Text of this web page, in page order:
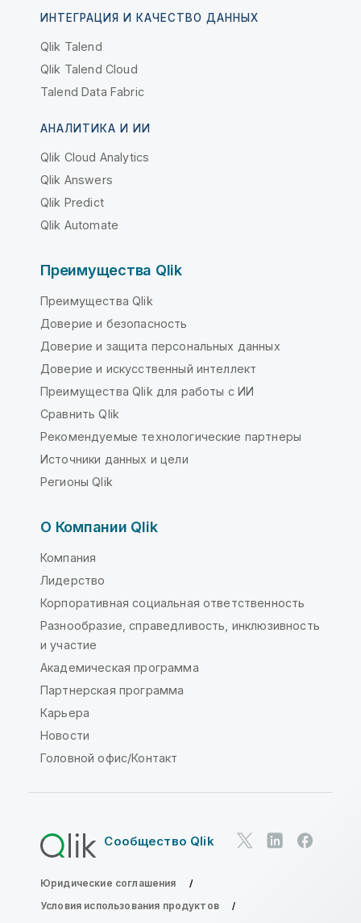
ИНТЕГРАЦИЯ И КАЧЕСТВО ДАННЫХ
Qlik Talend
Qlik Talend Cloud
Talend Data Fabric
АНАЛИТИКА И ИИ
Qlik Cloud Analytics
Qlik Answers
Qlik Predict
Qlik Automate
Преимущества Qlik
Преимущества Qlik
Доверие и безопасность
Доверие и защита персональных данных
Доверие и искусственный интеллект
Преимущества Qlik для работы с ИИ
Сравнить Qlik
Рекомендуемые технологические партнеры
Источники данных и цели
Регионы Qlik
О Компании Qlik
Компания
Лидерство
Корпоративная социальная ответственность
Разнообразие, справедливость, инклюзивность
и участие
Академическая программа
Партнерская программа
Карьера
Новости
Головной офис/Контакт
Сообщество Qlik
Юридические соглашения
Условия использования продуктов